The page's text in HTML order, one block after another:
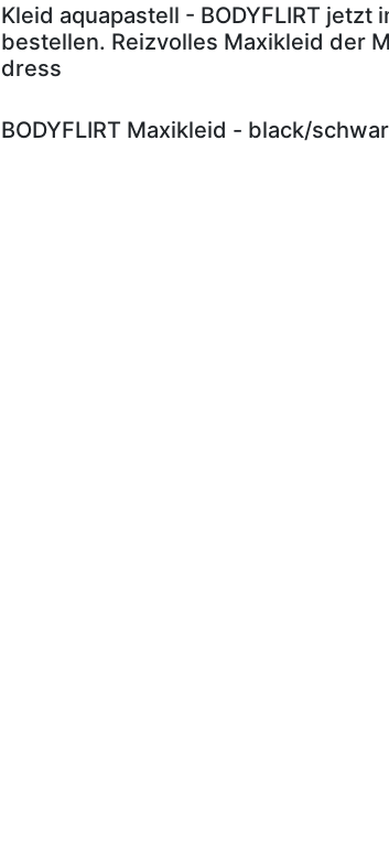
Kleid aquapastell - BODYFLIRT
bestellen. Reizvolles Maxikleid der
dress
BODYFLIRT Maxikleid - black/